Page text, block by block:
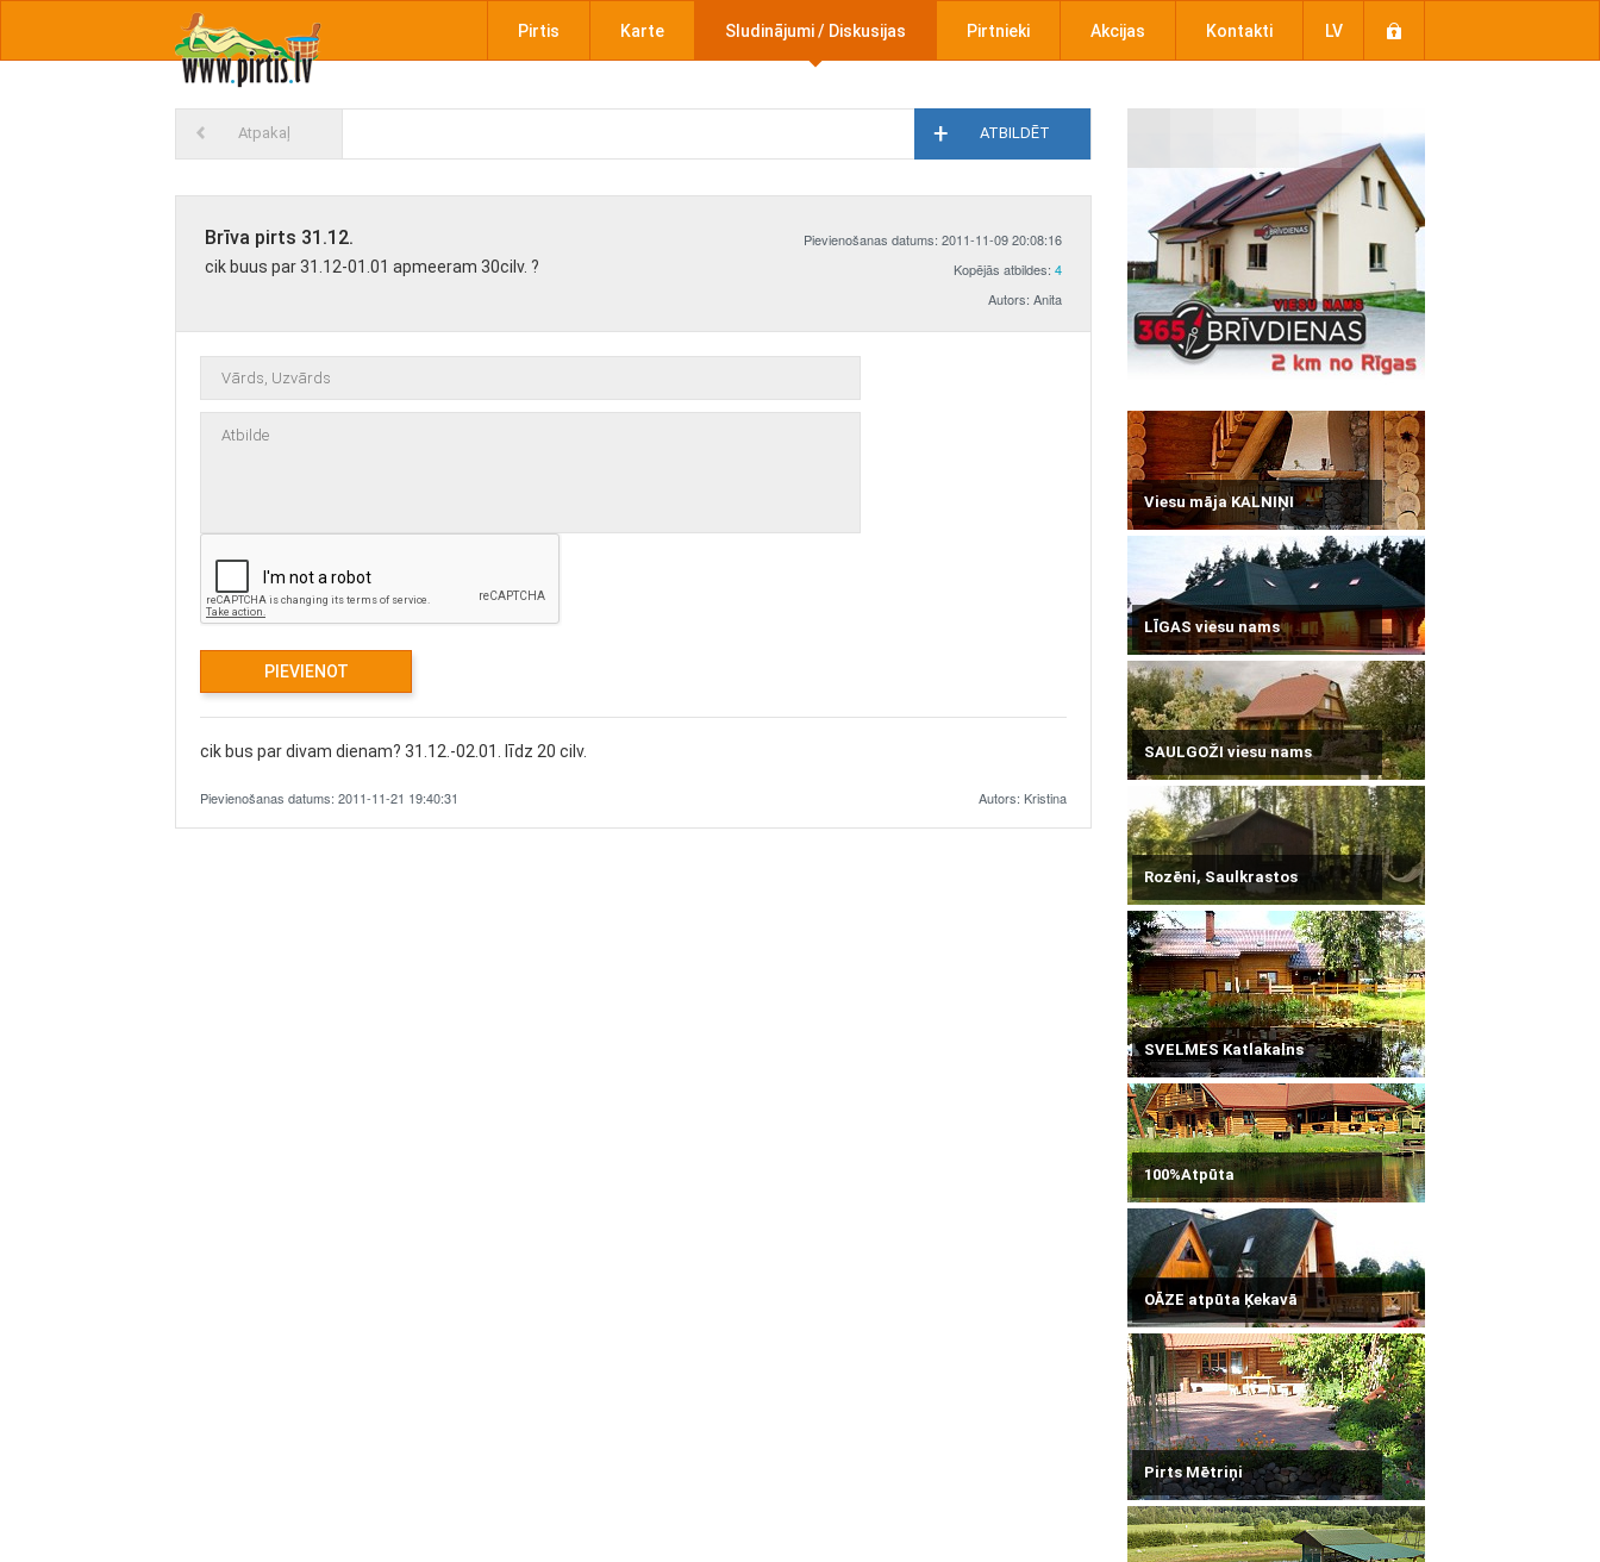
Pirtis Karte Sludinājumi / Diskusijas Pirtnieki Akcijas Kontakti LV
Viesu māja KALNIŅI
LĪGAS viesu nams
SAULGOŽI viesu nams
Rozēni, Saulkrastos
SVELMES Katlakalns
100%Atpūta
OĀZE atpūta Ķekavā
Pirts Mētriņi
Atpakaļ ATBILDĒT
Brīva pirts 31.12.
cik buus par 31.12-01.01 apmeeram 30cilv. ?
Pievienošanas datums: 2011-11-09 20:08:16
Kopējās atbildes: 4
Autors: Anita
cik bus par divam dienam? 31.12.-02.01. līdz 20 cilv.
Pievienošanas datums: 2011-11-21 19:40:31 Autors: Kristina